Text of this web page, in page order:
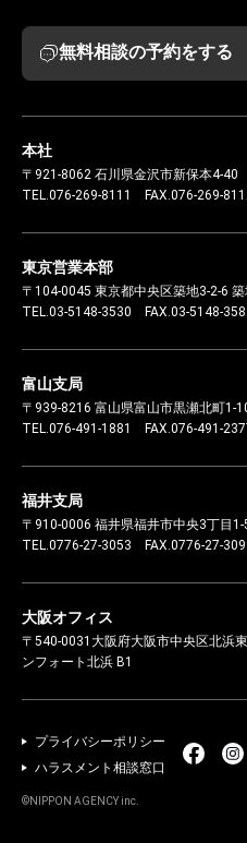
無料相談の予約をする
本社
〒921-8062 石川県金沢市新保本4-40
TEL.076-269-8111
FAX.076-269-
東京営業本部
〒104-0045 東京都中央区築地3-2-6
TEL.03-5148-3530
FAX.03-5148-
富山支局
〒939-8216 富山県富山市黒瀬北町1-
TEL.076-491-1881
FAX.076-491-
福井支局
〒910-0006 福井県福井市中央3丁目
TEL.0776-27-3053
FAX.0776-27-
大阪オフィス
〒540-0031 大阪府大阪市中央区北浜
ンフォート北浜 B1
プライバシーポリシー
ハラスメント相談窓口
©NIPPON AGENCY inc.